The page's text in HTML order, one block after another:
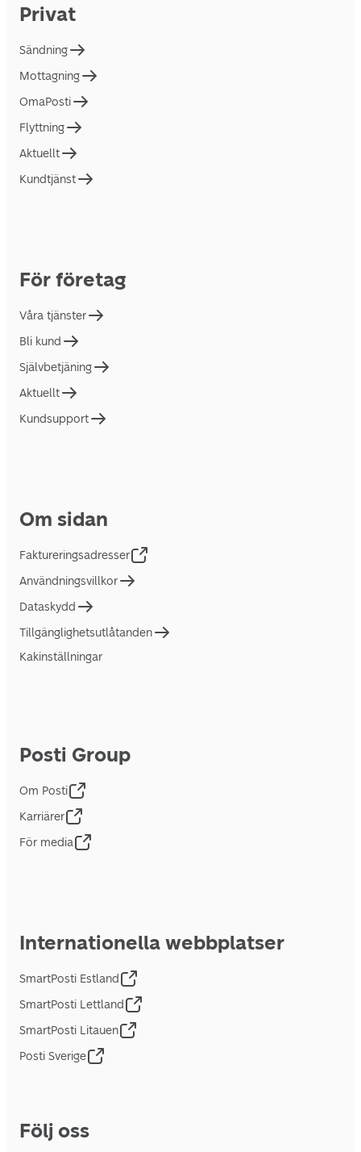
Privat
Sändning
Mottagning
OmaPosti
Flyttning
Aktuellt
Kundtjänst
För företag
Våra tjänster
Bli kund
Självbetjäning
Aktuellt
Kundsupport
Om sidan
Faktureringsadresser
Användningsvillkor
Dataskydd
Tillgänglighetsutlåtanden
Kakinställningar
Posti Group
Om Posti
Karriärer
För media
Internationella webbplatser
SmartPosti Estland
SmartPosti Lettland
SmartPosti Litauen
Posti Sverige
Följ oss